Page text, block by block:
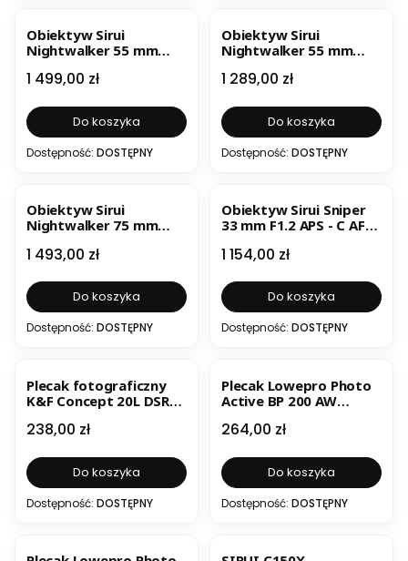
Obiektyw Sirui
Nightwalker 55 mm
Cena
1 499,00 zł
Do koszyka
Dostępność: DOSTĘPNY
Obiektyw Sirui
Nightwalker 55 mm
Cena
1 289,00 zł
Do koszyka
Dostępność: DOSTĘPNY
Obiektyw Sirui
Nightwalker 75 mm
Cena
1 493,00 zł
Do koszyka
Dostępność: DOSTĘPNY
Obiektyw Sirui Sniper
33 mm F1.2 APS - C AF
Cena
1 154,00 zł
Do koszyka
Dostępność: DOSTĘPNY
Plecak fotograficzny
K&F Concept 20L DSRL
Cena
238,00 zł
Do koszyka
Dostępność: DOSTĘPNY
Plecak Lowepro Photo
Active BP 200 AW
PROMOCJA
Cena
264,00 zł
Do koszyka
Dostępność: DOSTĘPNY